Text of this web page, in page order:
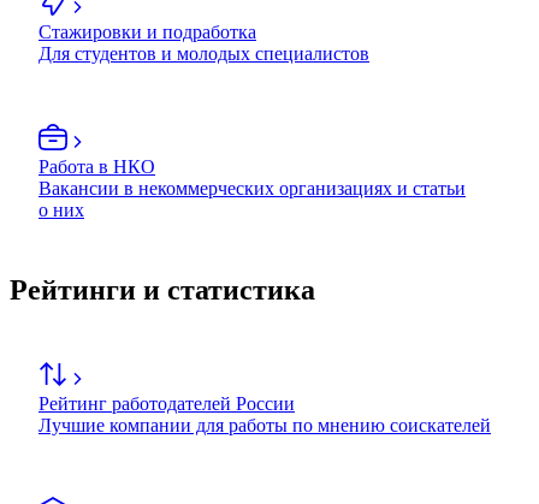
Стажировки и подработка
Для студентов и молодых специалистов
Работа в НКО
Вакансии в некоммерческих организациях и статьи
о них
Рейтинги и статистика
Рейтинг работодателей России
Лучшие компании для работы по мнению соискателей